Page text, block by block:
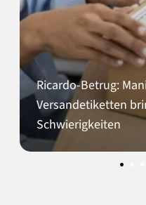
Ricardo-Betrug:
Versandetiketten
Schwierigkeiten